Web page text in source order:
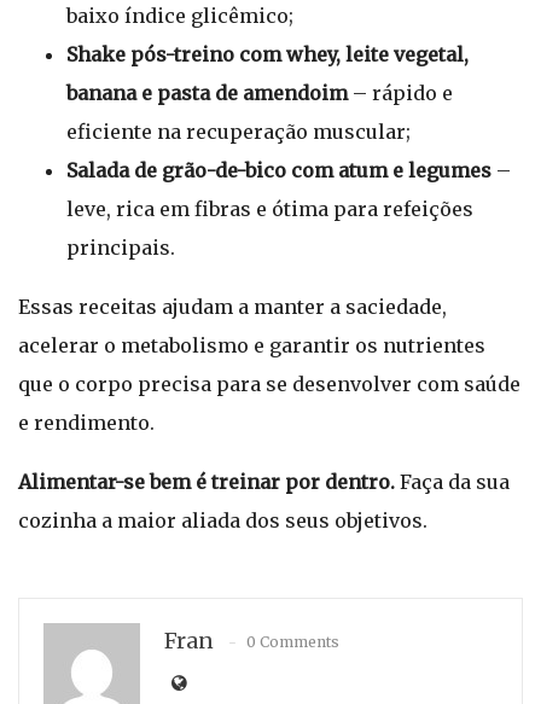
baixo índice glicêmico;
Shake pós-treino com whey, leite vegetal,
banana e pasta de amendoim– rápido e
eficiente na recuperação muscular;
Salada de grão-de-bico com atum e legumes –
leve, rica em fibras e ótima para refeições
principais.
Essas receitas ajudam a manter a saciedade,
acelerar o metabolismo e garantir os nutrientes
que o corpo precisa para se desenvolver com saúde
e rendimento.
Alimentar-se bem é treinar por dentro. Faça da sua
cozinha a maior aliada dos seus objetivos.
Fran 0 Comments